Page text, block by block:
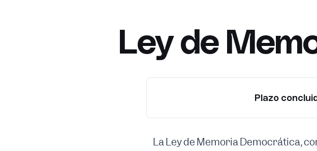
Ley de
Plazo
La Ley de Memoria Democrática,